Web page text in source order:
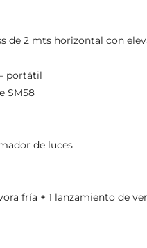
de 2 mts horizontal con
portátil
SM58
de luces
fría + 1 lanzamiento de